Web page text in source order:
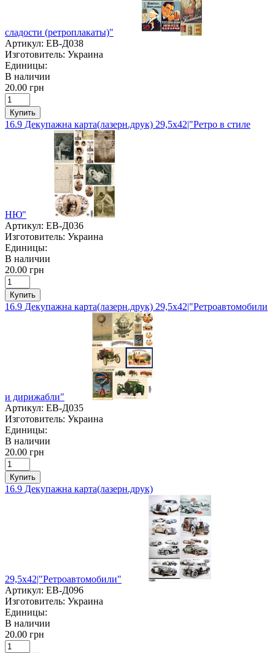
сладости (ретроплакаты)"
Артикул: ЕВ-Д038
Изготовитель: Украина
Единицы:
В наличии
20.00 грн
Купить
16.9 Декупажна карта(лазерн.друк) 29,5х42|"Ретро в стиле
НЮ"
Артикул: ЕВ-Д036
Изготовитель: Украина
Единицы:
В наличии
20.00 грн
Купить
16.9 Декупажна карта(лазерн.друк) 29,5х42|"Ретроавтомобили
и дирижабли"
Артикул: ЕВ-Д035
Изготовитель: Украина
Единицы:
В наличии
20.00 грн
Купить
16.9 Декупажна карта(лазерн.друк)
29,5х42|"Ретроавтомобили"
Артикул: ЕВ-Д096
Изготовитель: Украина
Единицы:
В наличии
20.00 грн